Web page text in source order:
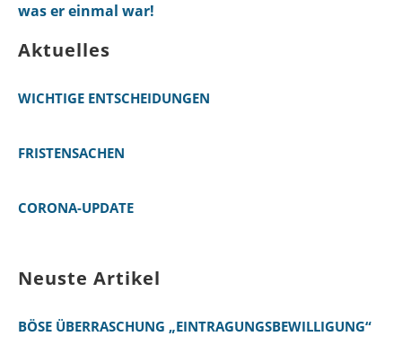
was er einmal war!
Aktuelles
WICHTIGE ENTSCHEIDUNGEN
FRISTENSACHEN
CORONA-UPDATE
Neuste Artikel
BÖSE ÜBERRASCHUNG „EINTRAGUNGSBEWILLIGUNG“